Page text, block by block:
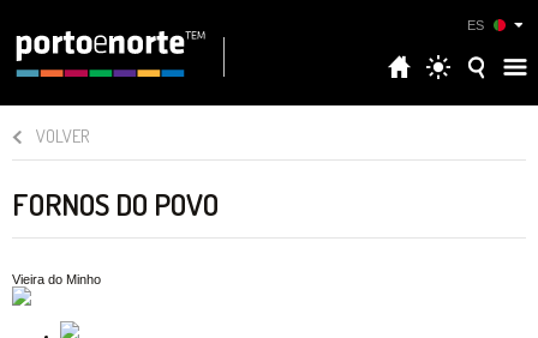
ES
VOLVER
FORNOS DO POVO
Vieira do Minho